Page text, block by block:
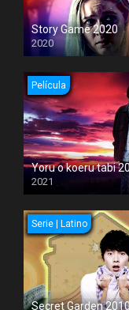
Story Game 2020
2020
Película
Yoru o koeru tabi
2021
Serie | Latino
Secret Garden